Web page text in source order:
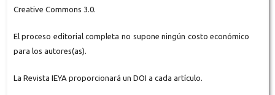
Creative Commons 3.0.
El proceso editorial completa no supone ningún costo económico
para los autores(as).
La Revista IEYA proporcionará un DOI a cada artículo.